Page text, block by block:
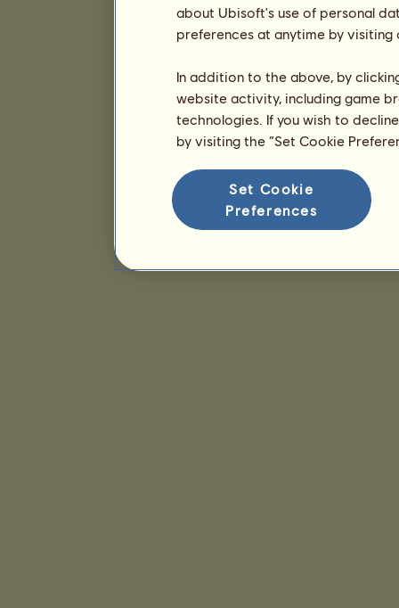
about Ubisoft's use of personal
preferences at anytime by
In addition to the above, by
website activity, including game
technologies. If you wish to
by visiting the “Set Cookie
Set Cookie
Preferences